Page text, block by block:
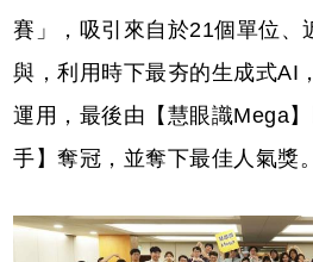
賽」，吸引來自於21個單位、
與，利用時下最夯的生成式AI
運用，最後由【慧眼識Mega
手】奪冠，並奪下最佳人氣獎。